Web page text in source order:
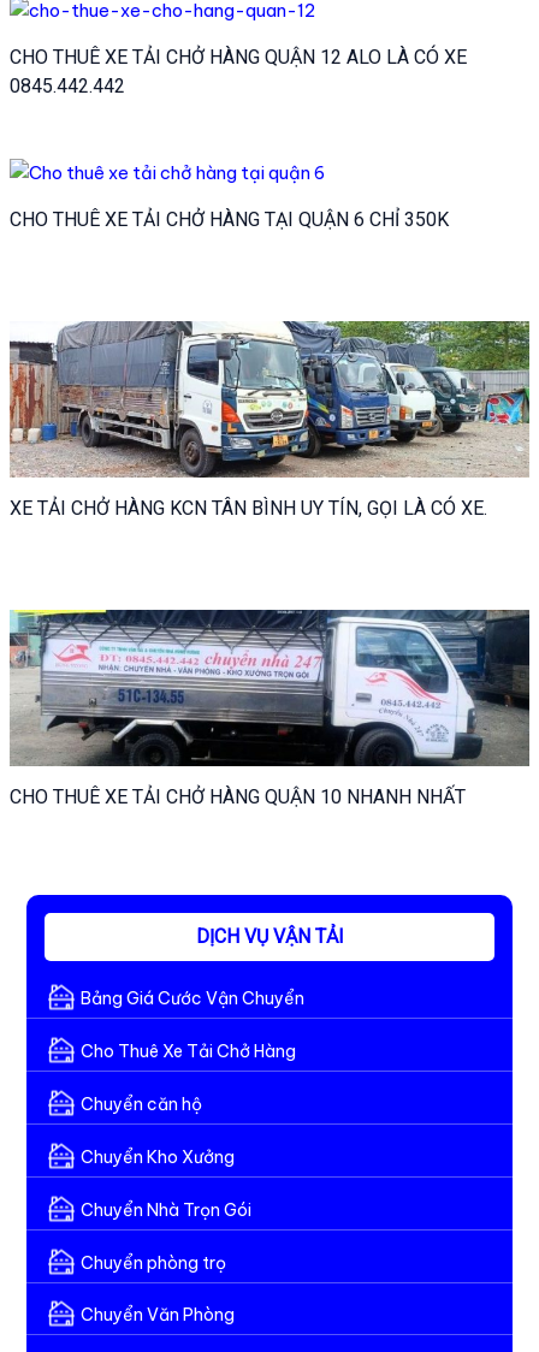
CHO THUÊ XE TẢI CHỞ HÀNG QUẬN 12 ALO LÀ CÓ XE
0845.442.442
CHO THUÊ XE TẢI CHỞ HÀNG TẠI QUẬN 6 CHỈ 350K
XE TẢI CHỞ HÀNG KCN TÂN BÌNH UY TÍN, GỌI LÀ CÓ XE.
CHO THUÊ XE TẢI CHỞ HÀNG QUẬN 10 NHANH NHẤT
DỊCH VỤ VẬN TẢI
Bảng Giá Cước Vận Chuyển
Cho Thuê Xe Tải Chở Hàng
Chuyển căn hộ
Chuyển Kho Xưởng
Chuyển Nhà Trọn Gói
Chuyển phòng trọ
Chuyển Văn Phòng